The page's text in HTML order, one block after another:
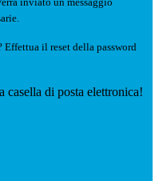
Effettua il reset della password
casella di posta elettronica!